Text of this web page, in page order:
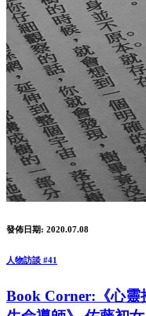
發佈日期: 2020.07.08
人物訪談 #41
Book Corner:《心靈